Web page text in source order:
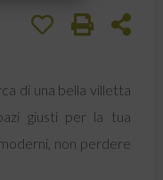
di una bella villetta
giusti per la tua
non perdere